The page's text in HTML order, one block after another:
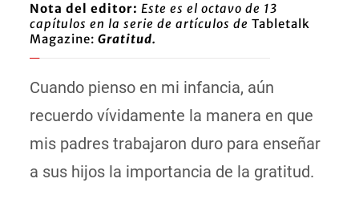
Nota del editor: Este es el octavo de 13
capítulos en la serie de artículos de Tabletalk
Magazine: Gratitud.
Cuando pienso en mi infancia, aún
recuerdo vívidamente la manera en que
mis padres trabajaron duro para enseñar
a sus hijos la importancia de la gratitud.